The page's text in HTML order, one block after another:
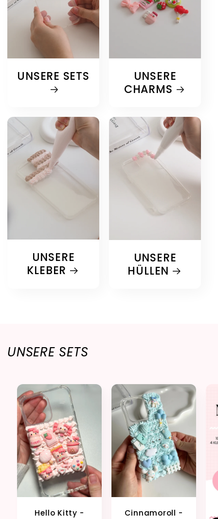
UNSERE SETS
UNSERE
CHARMS
UNSERE
KLEBER
UNSERE
HÜLLEN
UNSERE SETS
Hello Kitty -
Cinnamoroll -